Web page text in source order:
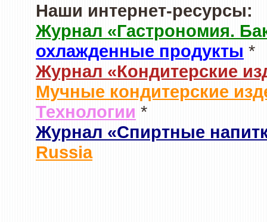
Наши интернет-ресурсы:
Журнал «Гастрономия.
охлажденные продукты *
Журнал «Кондитерские
Мучные кондитерские
Технологии *
Журнал «Спиртные
Russia